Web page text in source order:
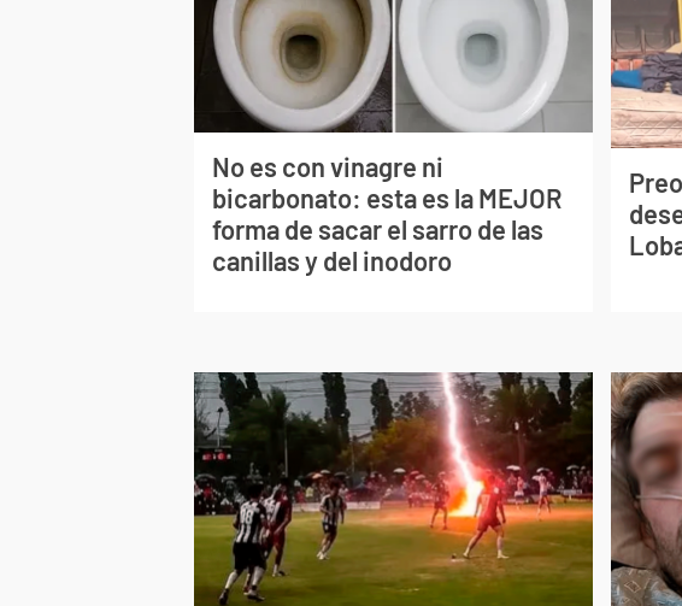
No es con vinagre ni
bicarbonato: esta es la MEJOR
forma de sacar el sarro de las
canillas y del inodoro